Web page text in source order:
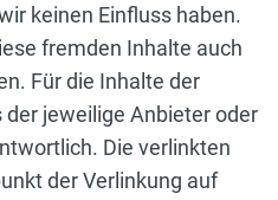
keinen Einfluss haben.
fremden Inhalte auch
Für die Inhalte der
jeweilige Anbieter oder
Die verlinkten
der Verlinkung auf